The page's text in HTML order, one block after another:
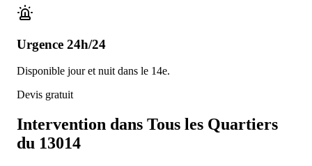
Urgence 24h/24
Disponible jour et nuit dans le 14e.
Devis gratuit
Intervention dans Tous les Quartiers
du 13014